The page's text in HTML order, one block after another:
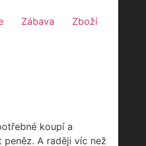
Zábava Zboží
koupí a
A raději víc než